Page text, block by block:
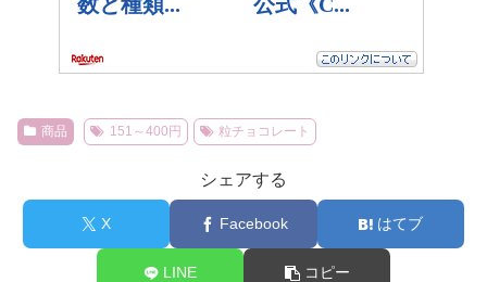
商品 151～400円 粒チョコレート
シェアする
X Facebook はてブ
LINE コピー